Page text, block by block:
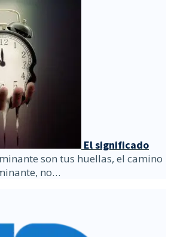
El significado
son tus huellas, el camino
no…